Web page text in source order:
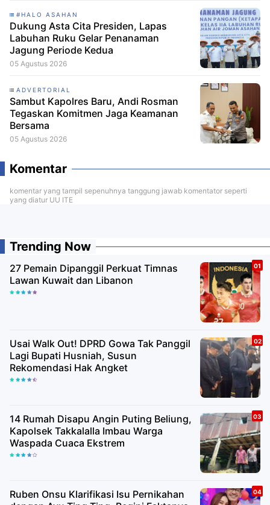
#HALO ASAHAN
Dukung Asta Cita Presiden, Lapas
Labuhan Ruku Gelar Penanaman
Jagung Periode Kedua
05 Agustus 2026
ADVERTORIAL
Sambut Kapolres Baru, Andi Rosman
Tegaskan Komitmen Jaga Keamanan
Bersama
05 Agustus 2026
Komentar
komentar yang tampil sepenuhnya tanggung jawab komentator seperti
yang diatur UU ITE
Trending Now
27 Pemain Dipanggil Perkuat Timnas
Lawan Kuwait dan Libanon
Usai Walk Out! DPRD Gowa Tak Panggil
Lagi Bupati Husniah, Susun
Rekomendasi Hak Angket
14 Rumah Disapu Angin Puting Beliung,
Kapolsek Takkalalla Imbau Warga
Waspada Cuaca Ekstrem
Ruben Onsu Klarifikasi Isu Pernikahan